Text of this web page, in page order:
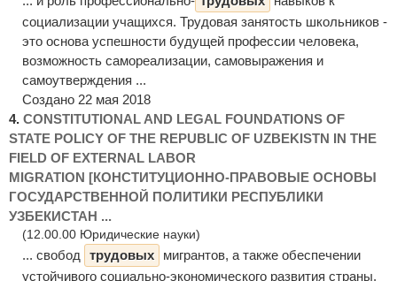
социализации учащихся. Трудовая занятость школьников -
это основа успешности будущей профессии человека,
возможность самореализации, самовыражения и
самоутверждения ...
Создано 22 мая 2018
4. CONSTITUTIONAL AND LEGAL FOUNDATIONS OF
STATE POLICY OF THE REPUBLIC OF UZBEKISTN IN THE
FIELD OF EXTERNAL LABOR
MIGRATION [КОНСТИТУЦИОННО-ПРАВОВЫЕ ОСНОВЫ
ГОСУДАРСТВЕННОЙ ПОЛИТИКИ РЕСПУБЛИКИ
УЗБЕКИСТАН ...
(12.00.00 Юридические науки)
... свобод трудовых
мигрантов, а также обеспечении
устойчивого социально-экономического развития страны.